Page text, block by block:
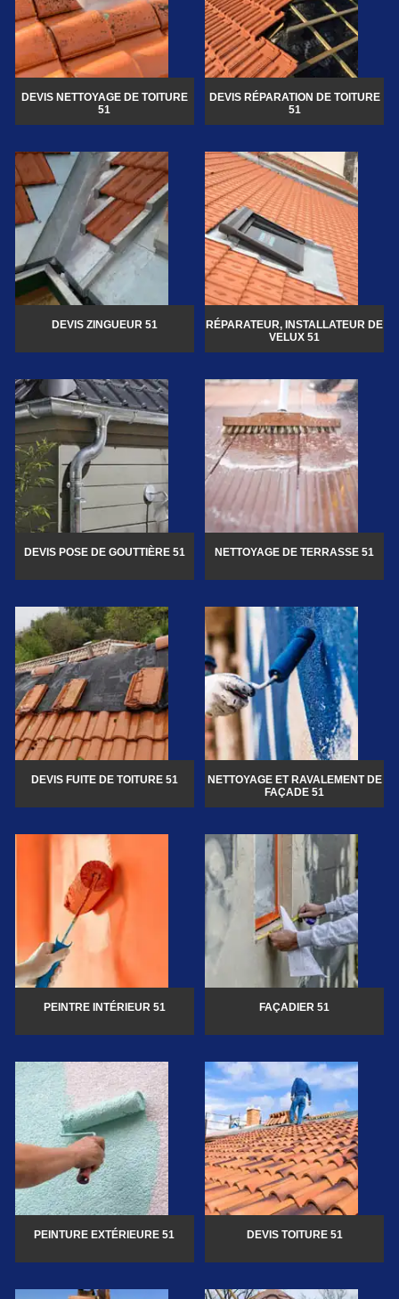
DEVIS NETTOYAGE DE TOITURE
51
DEVIS RÉPARATION DE TOITURE
51
DEVIS ZINGUEUR 51
RÉPARATEUR, INSTALLATEUR DE
VELUX 51
DEVIS POSE DE GOUTTIÈRE 51 NETTOYAGE DE TERRASSE 51
DEVIS FUITE DE TOITURE 51
NETTOYAGE ET RAVALEMENT DE
FAÇADE 51
PEINTRE INTÉRIEUR 51 FAÇADIER 51
PEINTURE EXTÉRIEURE 51 DEVIS TOITURE 51